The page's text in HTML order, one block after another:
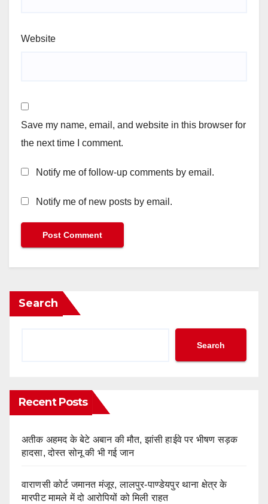
Website
Save my name, email, and website in this browser for
the next time I comment.
Notify me of follow-up comments by email.
Notify me of new posts by email.
Search
Search
Recent Posts
अतीक अहमद के बेटे अबान की मौत, झांसी हाईवे पर भीषण सड़क
हादसा, दोस्त सोनू की भी गई जान
वाराणसी कोर्ट जमानत मंजूर, लालपुर-पाण्डेयपुर थाना क्षेत्र के
मारपीट मामले में दो आरोपियों को मिली राहत